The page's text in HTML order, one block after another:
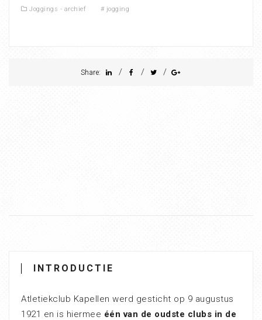
Joggings - archief # jogging
Share: / / /
INTRODUCTIE
Atletiekclub Kapellen werd gesticht op 9 augustus
1921 en is hiermee één van de oudste clubs in de